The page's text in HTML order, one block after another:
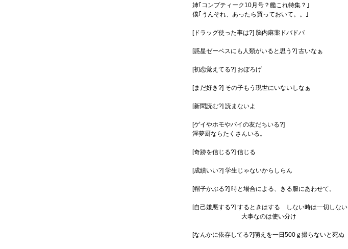
姉｢コンプティーク10月号？艦これ特集？｣
僕｢うんそれ、あったら買っておいて。。｣
[ドラッグ使った事は?] 脳内麻薬ドバドバ
[惑星ゼーベスにも人類がいると思う?] 古いなぁ
[初恋覚えてる?] おぼろげ
[まだ好き?] その子もう現世にいないしなぁ
[新聞読む?] 読まないよ
[ゲイやホモやバイの友だちいる?]
淫夢厨ならたくさんいる。
[奇跡を信じる?] 信じる
[成績いい?] 学生じゃないからしらん
[帽子かぶる?] 時と場合による、きる服にあわせて。
[自己嫌悪する?] するときはする しない時は一切しない
大事なのは使い分け
[なんかに依存してる?]萌えを一日500ｇ撮らないと死ぬ